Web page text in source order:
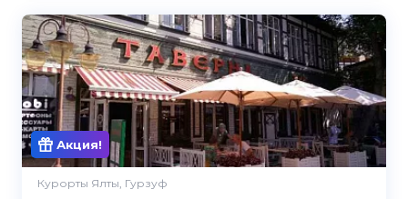
Акция!
Курорты Ялты, Гурзуф
5.0